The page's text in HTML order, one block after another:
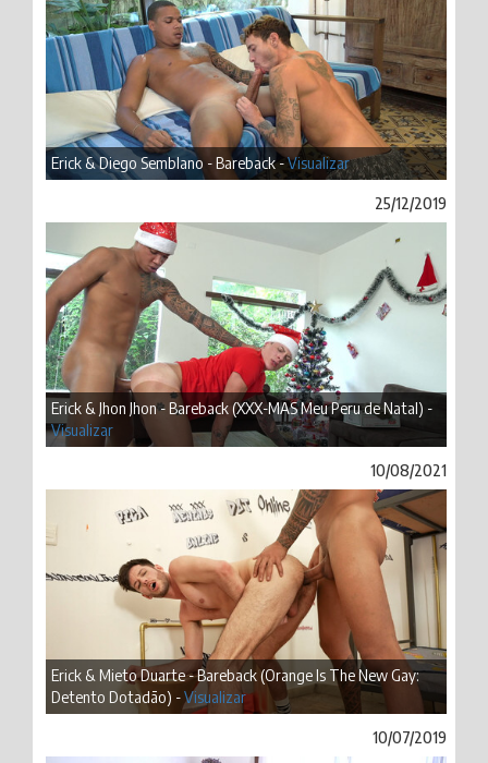
Erick & Diego Semblano - Bareback -Visualizar
25/12/2019
Erick & Jhon Jhon - Bareback (XXX-MAS Meu Peru de Natal) -
Visualizar
10/08/2021
Erick & Mieto Duarte - Bareback (Orange Is The New Gay:
Detento Dotadão) -Visualizar
10/07/2019